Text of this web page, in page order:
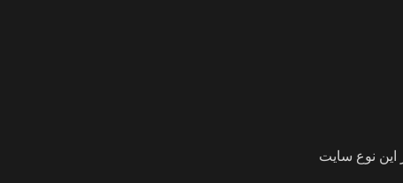
این نوع سایت